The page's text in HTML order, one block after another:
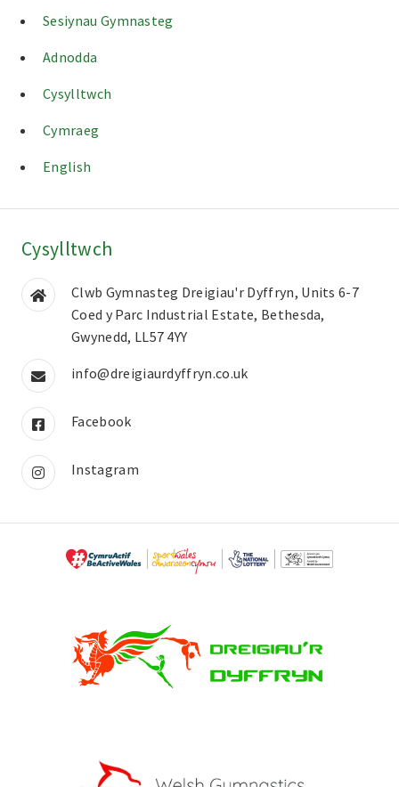
Sesiynau Gymnasteg
Adnodda
Cysylltwch
Cymraeg
English
Cysylltwch
Clwb Gymnasteg Dreigiau'r Dyffryn, Units 6-7
Coed y Parc Industrial Estate, Bethesda,
Gwynedd, LL57 4YY
info@dreigiaurdyffryn.co.uk
Facebook
Instagram